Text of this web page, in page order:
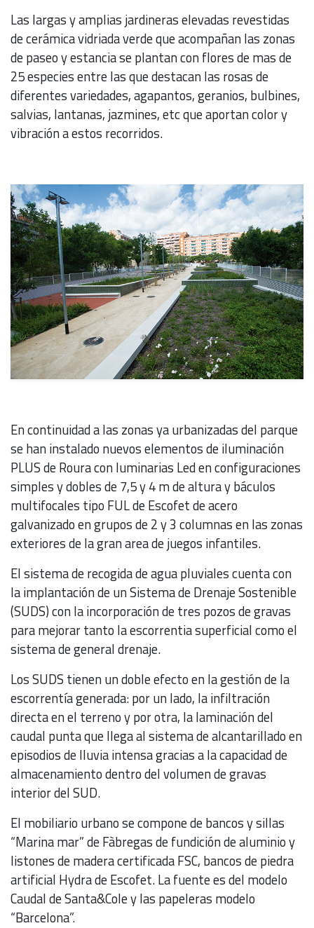
Las largas y amplias jardineras elevadas revestidas
de cerámica vidriada verde que acompañan las zonas
de paseo y estancia se plantan con flores de mas de
25 especies entre las que destacan las rosas de
diferentes variedades, agapantos, geranios, bulbines,
salvias, lantanas, jazmines, etc que aportan color y
vibración a estos recorridos.
En continuidad a las zonas ya urbanizadas del parque
se han instalado nuevos elementos de iluminación
PLUS de Roura con luminarias Led en configuraciones
simples y dobles de 7,5 y 4 m de altura y báculos
multifocales tipo FUL de Escofet de acero
galvanizado en grupos de 2 y 3 columnas en las zonas
exteriores de la gran area de juegos infantiles.
El sistema de recogida de agua pluviales cuenta con
la implantación de un Sistema de Drenaje Sostenible
(SUDS) con la incorporación de tres pozos de gravas
para mejorar tanto la escorrentia superficial como el
sistema de general drenaje.
Los SUDS tienen un doble efecto en la gestión de la
escorrentía generada: por un lado, la infiltración
directa en el terreno y por otra, la laminación del
caudal punta que llega al sistema de alcantarillado en
episodios de lluvia intensa gracias a la capacidad de
almacenamiento dentro del volumen de gravas
interior del SUD.
El mobiliario urbano se compone de bancos y sillas
“Marina mar” de Fàbregas de fundición de aluminio y
listones de madera certificada FSC, bancos de piedra
artificial Hydra de Escofet. La fuente es del modelo
Caudal de Santa&Cole y las papeleras modelo
“Barcelona”.